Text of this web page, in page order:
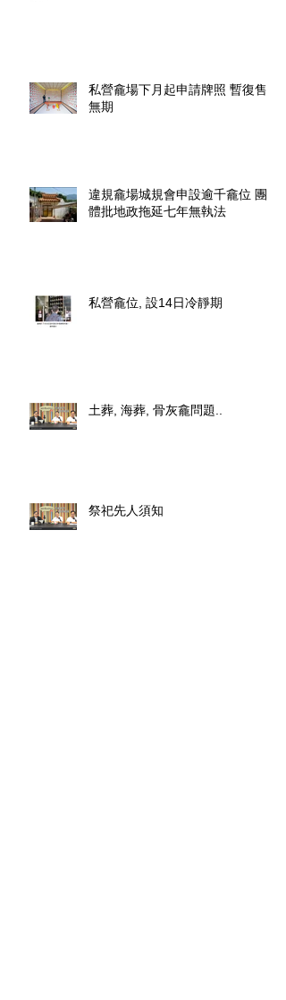
私營龕場下月起申請牌照 暫復售
無期
違規龕場城規會申設逾千龕位 團
體批地政拖延七年無執法
私營龕位, 設14日冷靜期
土葬, 海葬, 骨灰龕問題..
祭祀先人須知